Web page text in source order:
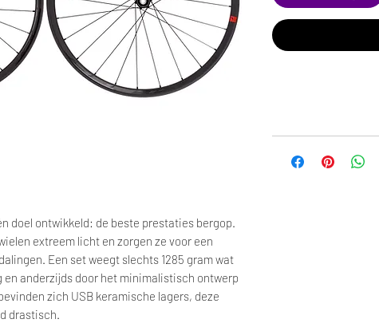
doel ontwikkeld: de beste prestaties bergop.
extreem licht en zorgen ze voor een
Een set weegt slechts 1285 gram wat
en anderzijds door het minimalistisch ontwerp
zich USB keramische lagers, deze
drastisch.